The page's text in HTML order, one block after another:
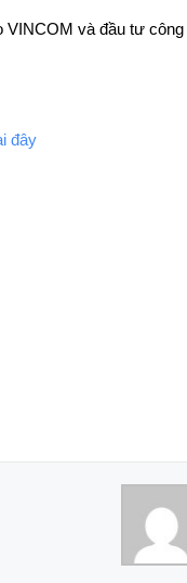
VINCOM và đầu tư
đây